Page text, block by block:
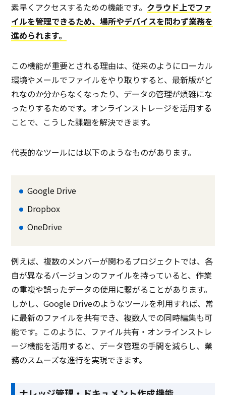
素早くアクセスするための機能です。 クラウド上でファ
イルを管理できるため、場所やデバイスを問わず業務を
進められます。
この機能が重要とされる理由は、従来のようにローカル
環境やメールでファイルをやり取りすると、最新版がど
れなのか分からなくなったり、データの管理が煩雑にな
ったりするためです。オンラインストレージを活用する
ことで、こうした課題を解決できます。
代表的なツールには以下のようなものがあります。
Google Drive
Dropbox
OneDrive
例えば、複数のメンバーが関わるプロジェクトでは、各
自が異なるバージョンのファイルを持っていると、作業
の重複や誤ったデータの使用に繋がることがあります。
しかし、Google Driveのようなツールを利用すれば、常
に最新のファイルを共有でき、複数人での同時編集も可
能です。このように、ファイル共有・オンラインストレ
ージ機能を活用すると、データ管理の手間を減らし、業
務のスムーズな進行を実現できます。